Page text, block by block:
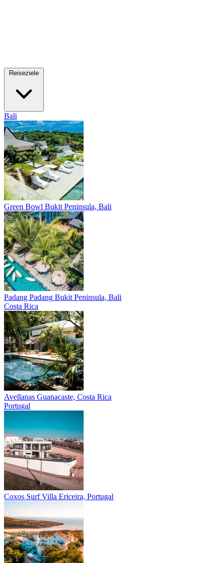
Bali
Green Bowl Bukit Peninsula, Bali
Padang Padang Bukit Peninsula, Bali
Costa Rica
Avellanas Guanacaste, Costa Rica
Portugal
Coxos Surf Villa Ericeira, Portugal